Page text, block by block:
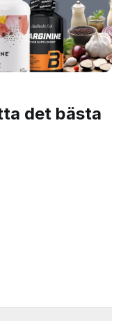
det bästa